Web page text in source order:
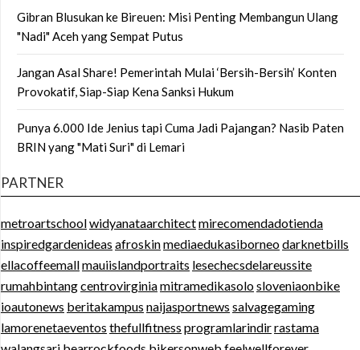
Gibran Blusukan ke Bireuen: Misi Penting Membangun Ulang
"Nadi" Aceh yang Sempat Putus
Jangan Asal Share! Pemerintah Mulai ‘Bersih-Bersih’ Konten
Provokatif, Siap-Siap Kena Sanksi Hukum
Punya 6.000 Ide Jenius tapi Cuma Jadi Pajangan? Nasib Paten
BRIN yang "Mati Suri" di Lemari
PARTNER
metroartschoolwidyanataarchitectmirecomendadotienda
inspiredgardenideas afroskinmediaedukasiborneodarknetbills
ellacoffeemallmauiislandportraits lesechecsdelareussite
rumahbintangcentrovirginiamitramedikasolosloveniaonbike
ioautonews beritakampus naijasportnews salvagegaming
lamorenetaeventos thefullfitness programlarindirrastama